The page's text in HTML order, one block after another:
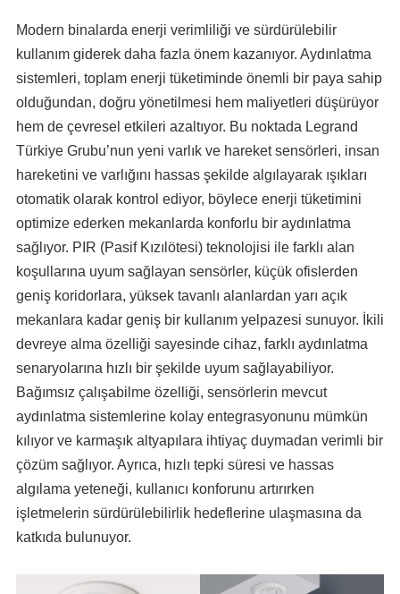
Modern binalarda enerji verimliliği ve sürdürülebilir
kullanım giderek daha fazla önem kazanıyor. Aydınlatma
sistemleri, toplam enerji tüketiminde önemli bir paya sahip
olduğundan, doğru yönetilmesi hem maliyetleri düşürüyor
hem de çevresel etkileri azaltıyor. Bu noktada Legrand
Türkiye Grubu’nun yeni varlık ve hareket sensörleri, insan
hareketini ve varlığını hassas şekilde algılayarak ışıkları
otomatik olarak kontrol ediyor, böylece enerji tüketimini
optimize ederken mekanlarda konforlu bir aydınlatma
sağlıyor. PIR (Pasif Kızılötesi) teknolojisi ile farklı alan
koşullarına uyum sağlayan sensörler, küçük ofislerden
geniş koridorlara, yüksek tavanlı alanlardan yarı açık
mekanlara kadar geniş bir kullanım yelpazesi sunuyor. İkili
devreye alma özelliği sayesinde cihaz, farklı aydınlatma
senaryolarına hızlı bir şekilde uyum sağlayabiliyor.
Bağımsız çalışabilme özelliği, sensörlerin mevcut
aydınlatma sistemlerine kolay entegrasyonunu mümkün
kılıyor ve karmaşık altyapılara ihtiyaç duymadan verimli bir
çözüm sağlıyor. Ayrıca, hızlı tepki süresi ve hassas
algılama yeteneği, kullanıcı konforunu artırırken
işletmelerin sürdürülebilirlik hedeflerine ulaşmasına da
katkıda bulunuyor.